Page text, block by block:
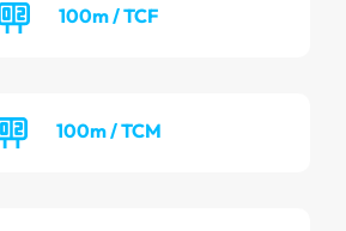
100m / TCF
100m / TCM